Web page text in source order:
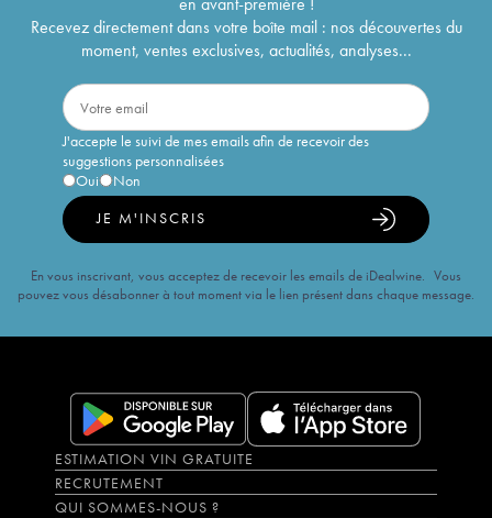
Recevez directement dans votre boîte mail : nos découvertes du
moment, ventes exclusives, actualités, analyses...
J'accepte le suivi de mes emails afin de recevoir des
suggestions personnalisées
Oui
Non
JE M'INSCRIS
En vous inscrivant, vous acceptez de recevoir les emails de iDealwine. Vous
pouvez vous désabonner à tout moment via le lien présent dans chaque message.
ESTIMATION VIN GRATUITE
RECRUTEMENT
QUI SOMMES-NOUS ?